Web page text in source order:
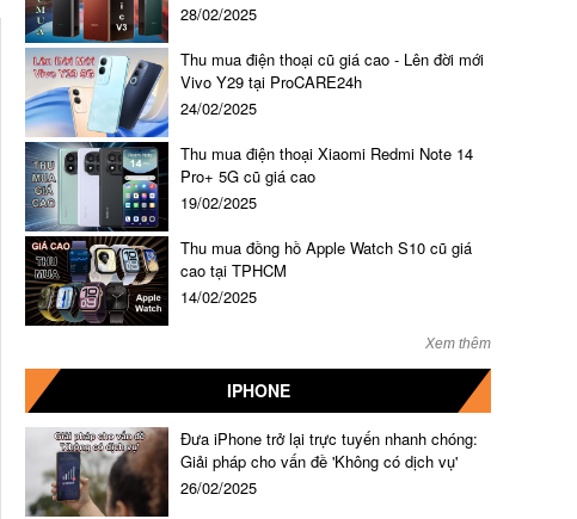
28/02/2025
Thu mua điện thoại cũ giá cao - Lên đời mới
Vivo Y29 tại ProCARE24h
24/02/2025
Thu mua điện thoại Xiaomi Redmi Note 14
Pro+ 5G cũ giá cao
19/02/2025
Thu mua đồng hồ Apple Watch S10 cũ giá
cao tại TPHCM
14/02/2025
Xem thêm
IPHONE
Đưa iPhone trở lại trực tuyến nhanh chóng:
Giải pháp cho vấn đề 'Không có dịch vụ'
26/02/2025